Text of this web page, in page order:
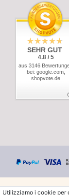
SEHR GUT
4.8 / 5
aus 3146
bei: google.com,
shopvote.de
Utilizziamo i cookie per